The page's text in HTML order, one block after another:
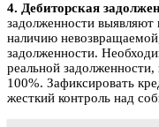
4. Дебиторская
задолженности
наличию
задолженности.
реальной
100%. Зафиксировать
жесткий контроль над